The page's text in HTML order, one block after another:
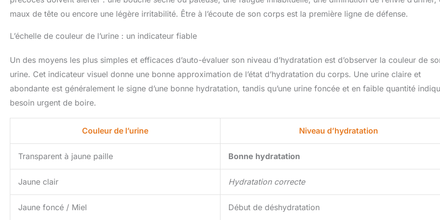
maux de tête ou encore une légère irritabilité. Être à l’écoute de son corps est la première ligne de défense.
L’échelle de couleur de l’urine : un indicateur fiable
Un des moyens les plus simples et efficaces d’auto-évaluer son niveau d’hydratation est d’observer la couleur de
urine. Cet indicateur visuel donne une bonne approximation de l’état d’hydratation du corps. Une urine claire et
abondante est généralement le signe d’une bonne hydratation, tandis qu’une urine foncée et en faible quantité
besoin urgent de boire.
Couleur de l’urine Niveau d’hydratation
Transparent à jaune paille Bonne hydratation
Jaune clair Hydratation correcte
Jaune foncé / Miel Début de déshydratation